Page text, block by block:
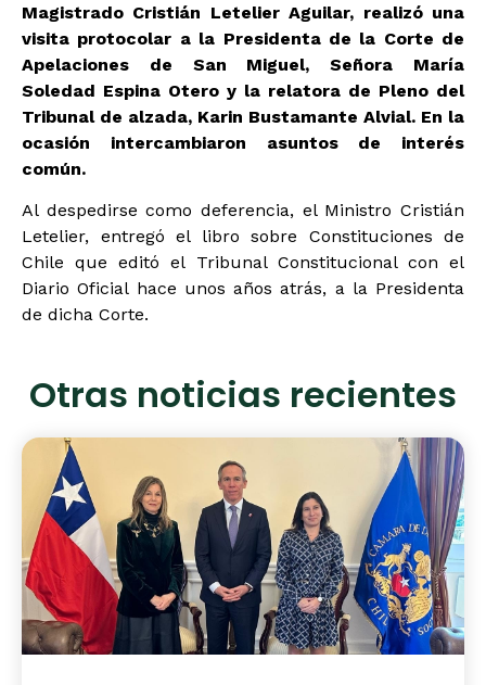
Magistrado Cristián Letelier Aguilar, realizó una
visita protocolar a la Presidenta de la Corte de
Apelaciones de San Miguel, Señora María
Soledad Espina Otero y la relatora de Pleno del
Tribunal de alzada, Karin Bustamante Alvial. En la
ocasión intercambiaron asuntos de interés
común.
Al despedirse como deferencia, el Ministro Cristián
Letelier, entregó el libro sobre Constituciones de
Chile que editó el Tribunal Constitucional con el
Diario Oficial hace unos años atrás, a la Presidenta
de dicha Corte.
Otras noticias recientes